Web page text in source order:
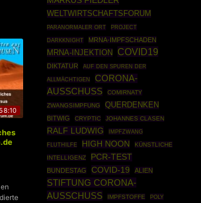
58:10
WELTWIRTSCHAFTSFORUM
PARANORMALER ORT
PROJECT
DARKKNIGHT
MRNA-IMPFSCHADEN
MRNA-INJEKTION COVID19
DIKTATUR AUF DEN SPUREN DER
ALLMÄCHTIGEN
CORONA-
AUSSCHUSS
COMIRNATY
ZWANGSIMPFUNG
QUERDENKEN
BITWIG CRYPTIC JOHANNES CLASEN
RALF LUDWIG IMPFZWANG
FLUTHILFE HIGH NOON
KÜNSTLICHE
INTELLIGENZ
PCR-TEST
BUNDESTAG COVID-19 ALIEN
STIFTUNG CORONA-
AUSSCHUSS
IMPFSTOFFE
POLY